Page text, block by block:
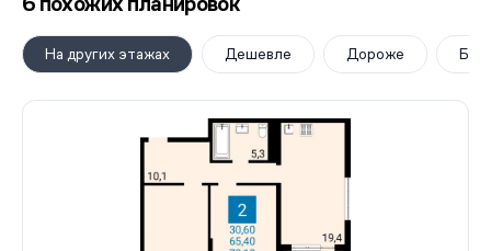
На других этажах Дешевле Дороже